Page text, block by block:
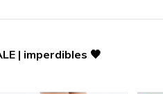
| imperdibles 🖤